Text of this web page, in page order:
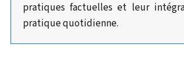
pratiques factuelles et leur
pratique quotidienne.